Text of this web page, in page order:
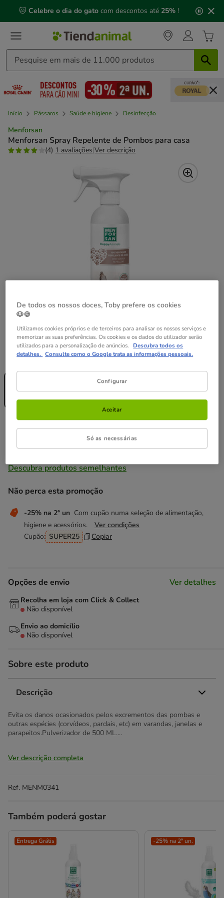
mensagem,
🐱 Celebre o dia do gato com descontos até 25% !
Início Pássaros Saúde e higiene Desinfecção
Menforsan
Menforsan Spray Repelente de Pombos para casa
(4) 1 avaliações|Ver descrição
Peso:500 ml
Sem Stock
13.99€
(2.80€ / l)
Não perca esta promoção
-25% na 2ª un Com cupão numa seleção de alimentação,
higiene e acessórios.
Ver condições
Cupão: SUPER25 Copiar
Preço 13.99€, 2.80 EUR por l
13.99€ (2.80€ / l)
Temporariamente sem stock
Descubra produtos semelhantes
Opções de envio Ver detalhes
Recolha em loja com Click & Collect
Não disponível
Envio ao domicílio
Não disponível
Sobre este produto
Descrição
Evita os danos ocasionados pelos excrementos das pombas e
outras espécies (corvídeos, pardais, etc) em varandas, janelas e
parapeitos.Pulverizador de 500 ML....
Ver descrição completa
Ref. MENM0341
Também poderá gostar
Entrega Grátis -25% na 2ª un.
De todos os nossos doces, Toby prefere os cookies
🐶🍪
Utilizamos cookies próprios e de terceiros para analisar os nossos serviços e
memorizar as suas preferências. Os cookies e os dados do utilizador serão
utilizados para a personalização de anúncios. Descubra todos os
detalhes. Consulte como o Google trata as informações pessoais.
Configurar
Só as necessárias
Aceitar